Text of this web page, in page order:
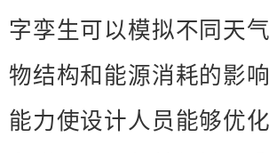
字孪生可以模拟不同天
物结构和能源消耗的影
能力使设计人员能够优